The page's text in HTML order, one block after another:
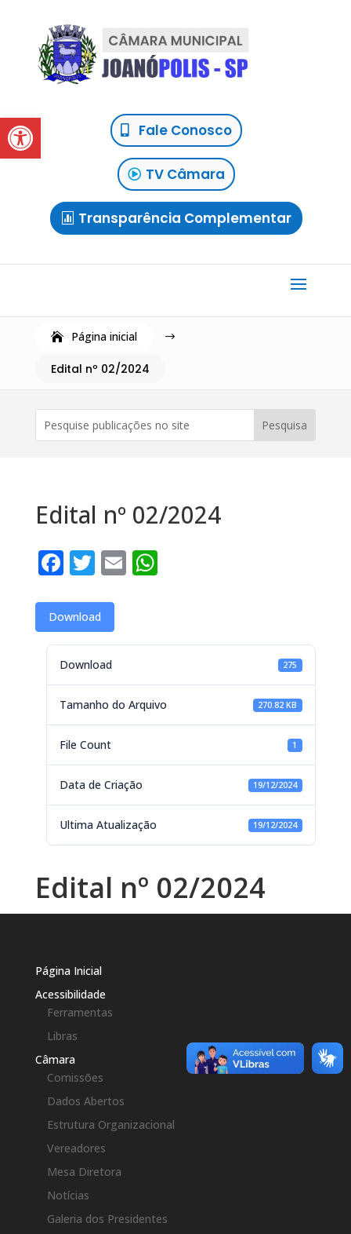
Abrir a barra de ferramentasFale Conosco
TV Câmara
Transparência Complementar
Página inicial $
Edital nº 02/2024
Edital nº 02/2024
Facebook
Twitter
EmailWhatsApp
Download
Download 275
Tamanho do Arquivo 270.82 KB
File Count 1
Data de Criação 19/12/2024
Ultima Atualização 19/12/2024
Edital nº 02/2024
Página Inicial
Acessibilidade
Ferramentas
Libras
Câmara
Comissões
Dados Abertos
Estrutura Organizacional
Vereadores
Mesa Diretora
Notícias
Galeria dos Presidentes